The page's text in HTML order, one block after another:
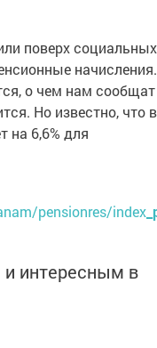
поверх социальных
начисления.
о чем нам сообщат
Но известно, что в
на 6,6% для
pensionres/index
интересным в